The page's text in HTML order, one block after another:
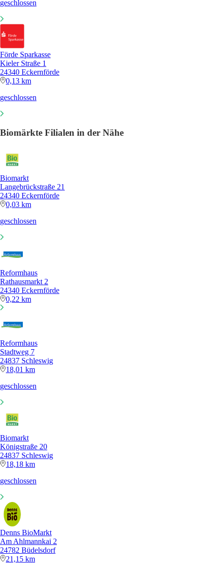
geschlossen
Förde Sparkasse
Kieler Straße 1
24340 Eckernförde
0,13 km
geschlossen
Biomärkte Filialen in der Nähe
Biomarkt
Langebrückstraße 21
24340 Eckernförde
0,03 km
geschlossen
Reformhaus
Rathausmarkt 2
24340 Eckernförde
0,22 km
Reformhaus
Stadtweg 7
24837 Schleswig
18,01 km
geschlossen
Biomarkt
Königstraße 20
24837 Schleswig
18,18 km
geschlossen
Denns BioMarkt
Am Ahlmannkai 2
24782 Büdelsdorf
21,15 km